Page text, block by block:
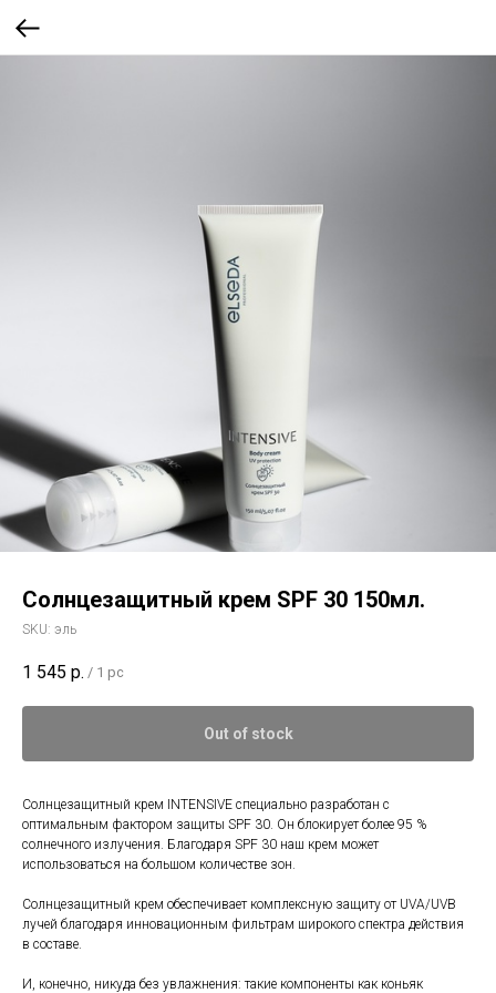
Солнцезащитный крем SPF 30 150мл.
SKU: эль
1 545 р. / 1 pc
Out of stock
Солнцезащитный крем INTENSIVE специально разработан с
оптимальным фактором защиты SPF 30. Он блокирует более 95 %
солнечного излучения. Благодаря SPF 30 наш крем может
использоваться на большом количестве зон.
Солнцезащитный крем обеспечивает комплексную защиту от UVA/UVB
лучей благодаря инновационным фильтрам широкого спектра действия
в составе.
И, конечно, никуда без увлажнения: такие компоненты как коньяк